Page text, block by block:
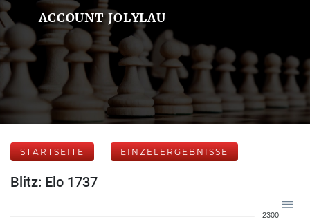
ACCOUNT JOLYLAU
STARTSEITE EINZELERGEBNISSE
Blitz: Elo 1737
2300